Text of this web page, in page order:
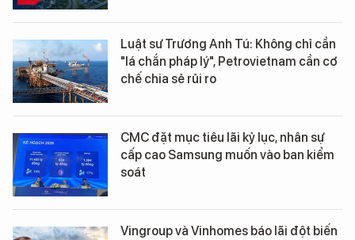
Luật sư Trương Anh Tú: Không chỉ cần
"lá chắn pháp lý", Petrovietnam cần cơ
chế chia sẻ rủi ro
CMC đặt mục tiêu lãi kỷ lục, nhân sự
cấp cao Samsung muốn vào ban kiểm
soát
Vingroup và Vinhomes báo lãi đột biến